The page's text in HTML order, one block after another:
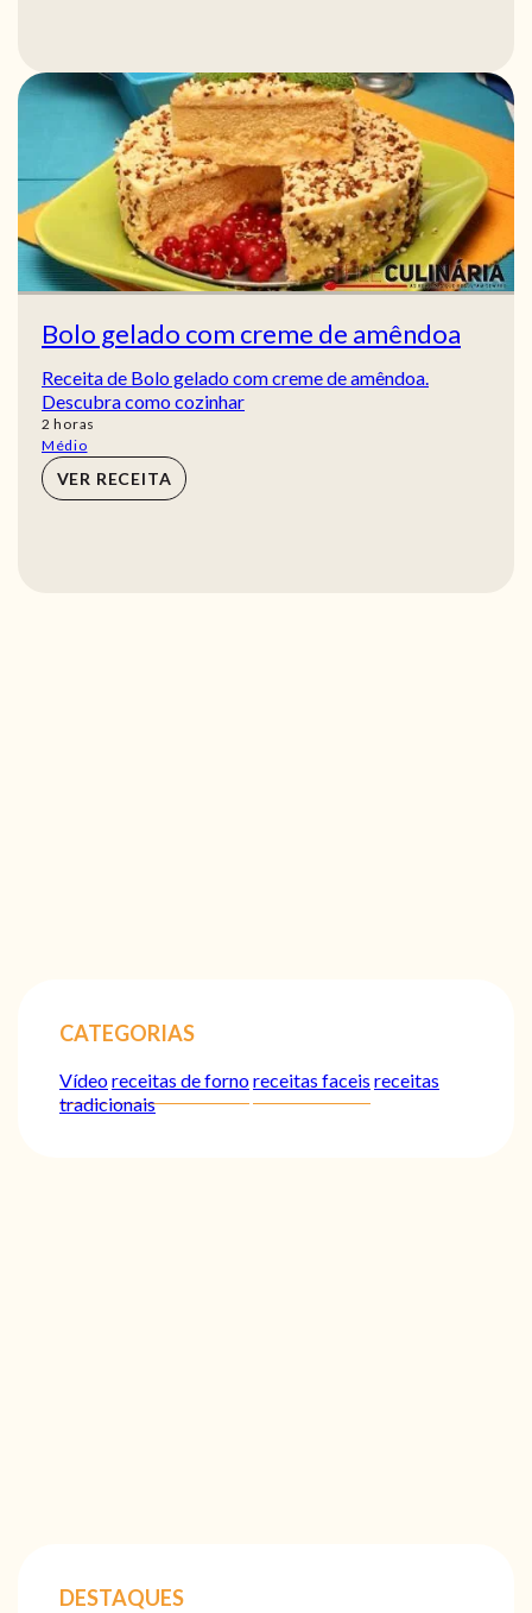
Bolo gelado com creme de amêndoa
Receita de Bolo gelado com creme de amêndoa.
Descubra como cozinhar
2 horas
horas
Médio
VER RECEITA
CATEGORIAS
Vídeoreceitas de fornoreceitas faceis receitas
tradicionais
DESTAQUES